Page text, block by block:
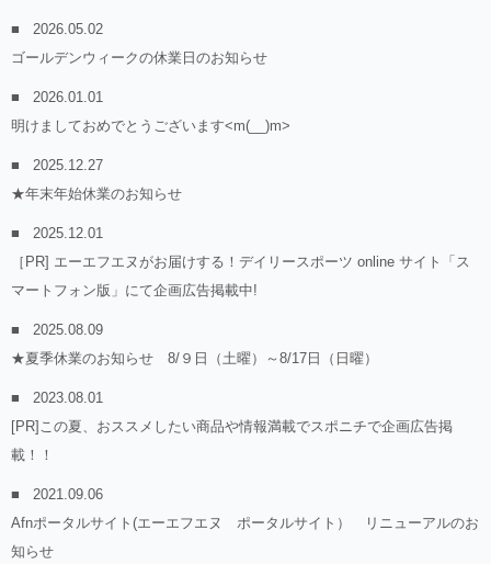
2026.05.02
ゴールデンウィークの休業日のお知らせ
2026.01.01
明けましておめでとうございます<m(__)m>
2025.12.27
★年末年始休業のお知らせ
2025.12.01
［PR] エーエフエヌがお届けする！デイリースポーツ online サイト「ス
マートフォン版」にて企画広告掲載中!
2025.08.09
★夏季休業のお知らせ 8/９日（土曜）～8/17日（日曜）
2023.08.01
[PR]この夏、おススメしたい商品や情報満載でスポニチで企画広告掲
載！！
2021.09.06
Afnポータルサイト(エーエフエヌ ポータルサイト） リニューアルのお
知らせ